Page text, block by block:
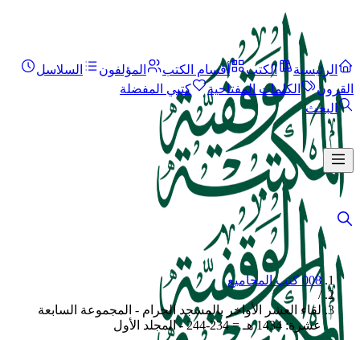
الرئيسية الكتب أقسام الكتب المؤلفون
السلاسل
القرون
الكلمات المفتاحية
كتبي المفضلة
البحث
008 كتب المجاميع
/
لقاء العشر الأواخر بالمسجد الحرام - المجموعة السابعة
عشرة: 1434 هـ = 234-244 - المجلد الأول